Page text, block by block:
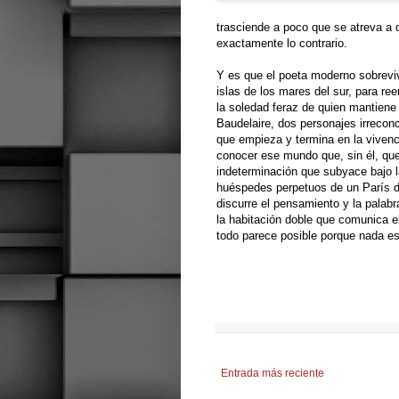
trasciende a poco que se atreva a
exactamente lo contrario.
Y es que el poeta moderno
islas de los mares del sur, para
la soledad feraz de quien
Baudelaire, dos personajes
que empieza y termina en la
conocer ese mundo que, sin él,
indeterminación que subyace
huéspedes perpetuos de un París
discurre el pensamiento y la
la habitación doble que comunica
todo parece posible porque nada
Entrada más reciente